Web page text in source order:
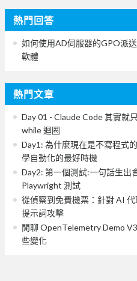
熱門回答
如何使用AD伺服器的GPO派
軟體
熱門文章
Day 01 - Claude Code 其實就
while 迴圈
Day1: 為什麼現在是不寫程式
學自動化的最好時機
Day2: 第一個測試:一句話生出
Playwright 測試
從偵察到免費機票：針對 AI
提示詞攻擊
閒聊 OpenTelemetry Demo
些變化